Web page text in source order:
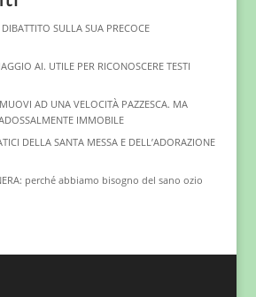
SULLA SUA PRECOCE
AI. UTILE PER RICONOSCERE TESTI
AD UNA VELOCITÀ PAZZESCA. MA
IMMOBILE
DELLA SANTA MESSA E DELL’ADORAZIONE
perché abbiamo bisogno del sano ozio